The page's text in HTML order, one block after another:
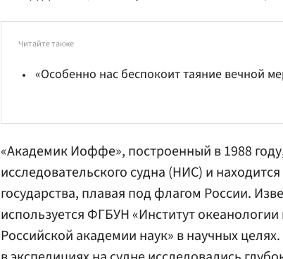
Читайте также
«Особенно нас беспокоит таяние вечной
«Академик Иоффе», построенный в 1988
исследовательского судна (НИС) и
государства, плавая под флагом России.
используется ФГБУН «Институт
Российской академии наук» в научных